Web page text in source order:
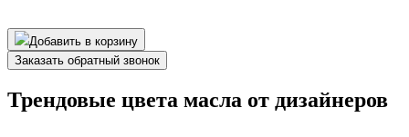
Добавить в корзину
Заказать обратный звонок
Трендовые цвета масла от дизайнеров